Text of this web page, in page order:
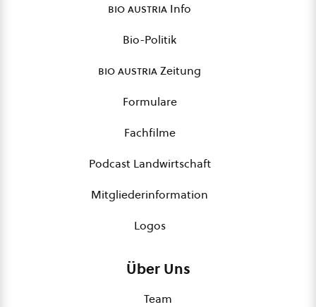
bio austria Info
Bio-Politik
bio austriaZeitung
Formulare
Fachfilme
Podcast Landwirtschaft
Mitgliederinformation
Logos
Über Uns
Team